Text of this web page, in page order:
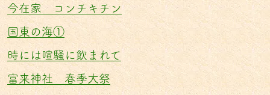
今在家 コンチキチン
国東の海①
時には喧騒に飲まれて
富来神社 春季大祭